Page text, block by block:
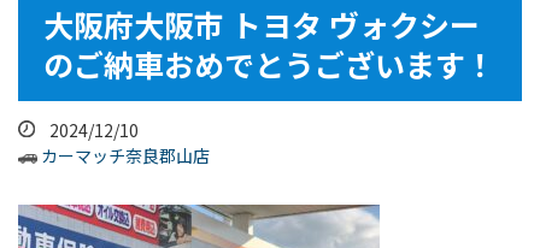
大阪府大阪市 トヨタ ヴォクシー
のご納車おめでとうございます！
2024/12/10
カーマッチ奈良郡山店